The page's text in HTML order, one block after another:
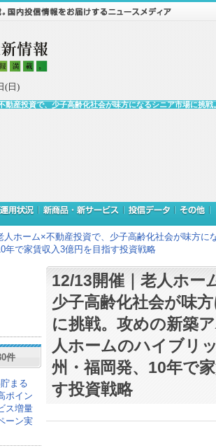
(日)
動産投資で、少子高齢化社会が味方になるシニア市場に挑
人ホーム×不動産投資で、少子高齢化社会が味方
年で家賃収入3億円を目指す投資戦略
件
まる
ポイン
ス増量
ーン実
12/13開催｜老人ホー
少子高齢化社会が味
に挑戦。攻めの新築
人ホームのハイブリ
州・福岡発、10年で
す投資戦略